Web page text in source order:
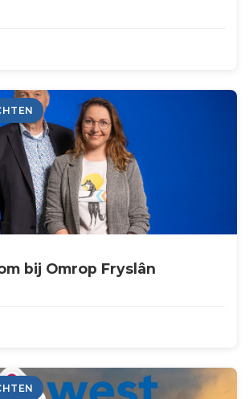
bij Omrop Fryslân